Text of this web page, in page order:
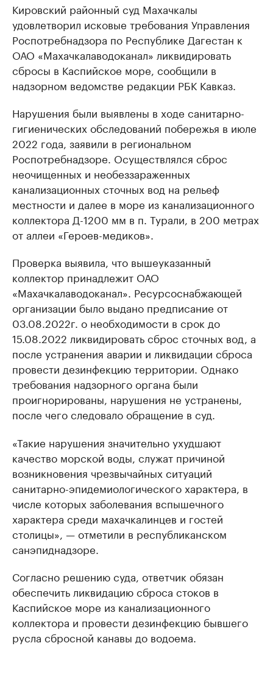
Кировский районный суд Махачкалы
удовлетворил исковые требования Управления
Роспотребнадзора по Республике Дагестан к
ОАО «Махачкалаводоканал» ликвидировать
сбросы в Каспийское море, сообщили в
надзорном ведомстве редакции РБК Кавказ.
Нарушения были выявлены в ходе санитарно-
гигиенических обследований побережья в июле
2022 года, заявили в региональном
Роспотребнадзоре. Осуществлялся сброс
неочищенных и необеззараженных
канализационных сточных вод на рельеф
местности и далее в море из канализационного
коллектора Д-1200 мм в п. Турали, в 200 метрах
от аллеи «Героев-медиков».
Проверка выявила, что вышеуказанный
коллектор принадлежит ОАО
«Махачкалаводоканал». Ресурсоснабжающей
организации было выдано предписание от
03.08.2022г. о необходимости в срок до
15.08.2022 ликвидировать сброс сточных вод, а
после устранения аварии и ликвидации сброса
провести дезинфекцию территории. Однако
требования надзорного органа были
проигнорированы, нарушения не устранены,
после чего следовало обращение в суд.
«Такие нарушения значительно ухудшают
качество морской воды, служат причиной
возникновения чрезвычайных ситуаций
санитарно-эпидемиологического характера, в
числе которых заболевания вспышечного
характера среди махачкалинцев и гостей
столицы», — отметили в республиканском
санэпиднадзоре.
Согласно решению суда, ответчик обязан
обеспечить ликвидацию сброса стоков в
Каспийское море из канализационного
коллектора и провести дезинфекцию бывшего
русла сбросной канавы до водоема.